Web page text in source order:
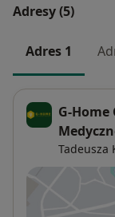
Adresy (5)
Adres 1
G-
Tadeusza